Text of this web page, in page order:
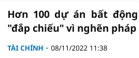
Hơn 100 dự án bất động
"đắp chiếu" vì nghẽn pháp
TÀI CHÍNH 08/11/2022 11:38